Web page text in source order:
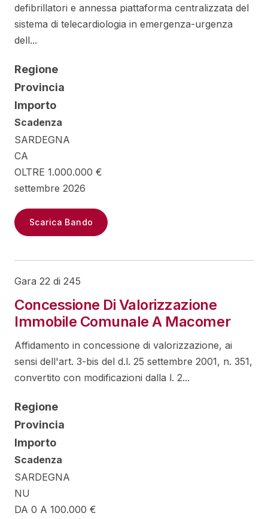
defibrillatori e annessa piattaforma centralizzata del
sistema di telecardiologia in emergenza-urgenza
dell...
Regione
Provincia
Importo
Scadenza
SARDEGNA
CA
OLTRE 1.000.000 €
settembre 2026
Scarica Bando
Gara 22 di 245
Concessione Di Valorizzazione
Immobile Comunale A Macomer
Affidamento in concessione di valorizzazione, ai
sensi dell'art. 3-bis del d.l. 25 settembre 2001, n. 351,
convertito con modificazioni dalla l. 2...
Regione
Provincia
Importo
Scadenza
SARDEGNA
NU
DA 0 A 100.000 €